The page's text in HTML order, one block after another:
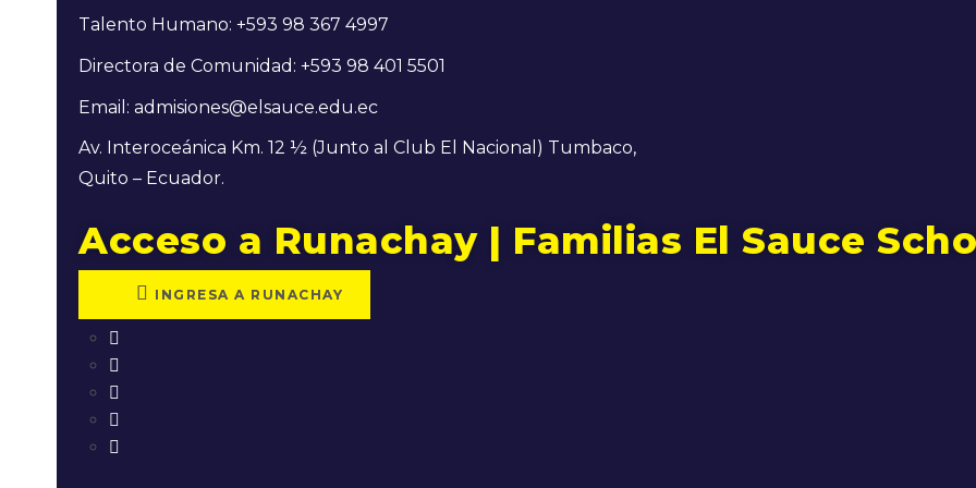
Talento Humano: +593 98 367 4997
Directora de Comunidad: +593 98 401 5501
Email: admisiones@elsauce.edu.ec
Av. Interoceánica Km. 12 ½ (Junto al Club El Nacional) Tumbaco,
Quito – Ecuador.
Acceso a Runachay | Familias El Sauce
INGRESA A RUNACHAY